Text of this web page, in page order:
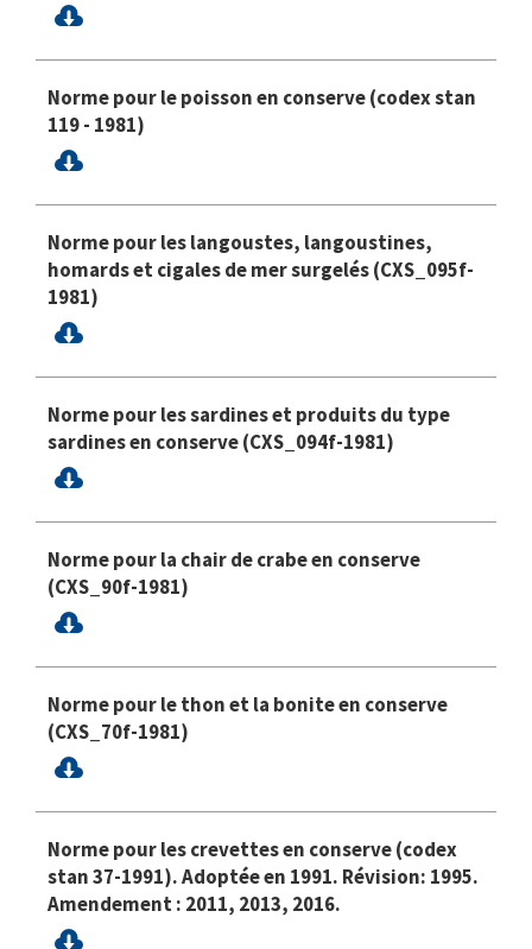
Norme pour le poisson en conserve (codex stan
119 - 1981)
Norme pour les langoustes, langoustines,
homards et cigales de mer surgelés (CXS_095f-
1981)
Norme pour les sardines et produits du type
sardines en conserve (CXS_094f-1981)
Norme pour la chair de crabe en conserve
(CXS_90f-1981)
Norme pour le thon et la bonite en conserve
(CXS_70f-1981)
Norme pour les crevettes en conserve (codex
stan 37-1991). Adoptée en 1991. Révision: 1995.
Amendement : 2011, 2013, 2016.